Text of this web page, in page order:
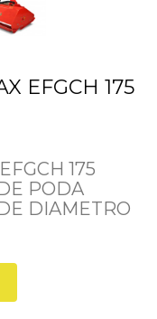
EFGCH 175
175
PODA
DIAMETRO